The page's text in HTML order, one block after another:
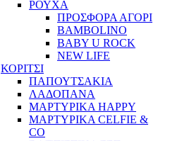
ΡΟΥΧΑ
ΠΡΟΣΦΟΡΑ ΑΓΟΡΙ
BAMBOLINO
BABY U ROCK
NEW LIFE
ΚΟΡΙΤΣΙ
ΠΑΠΟΥΤΣΑΚΙΑ
ΛΑΔΟΠΑΝΑ
ΜΑΡΤΥΡΙΚΑ HAPPY
ΜΑΡΤΥΡΙΚΑ CELFIE &
CO